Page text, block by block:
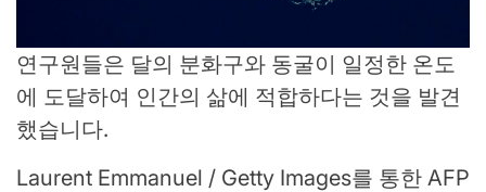
연구원들은 달의 분화구와 동굴이 일정한 온도
에 도달하여 인간의 삶에 적합하다는 것을 발견
했습니다.
Laurent Emmanuel / Getty Images를 통한 AFP